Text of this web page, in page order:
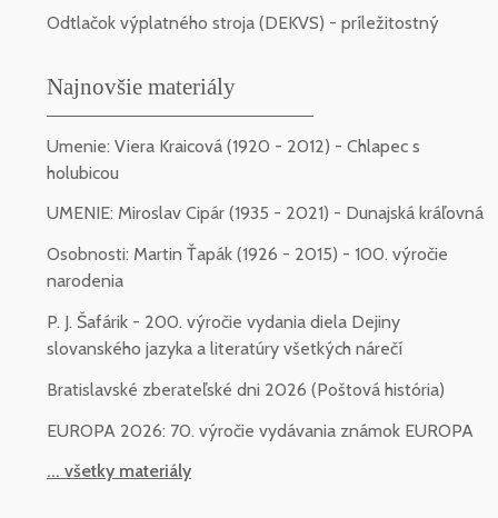
Odtlačok výplatného stroja (DEKVS) - príležitostný
Najnovšie materiály
Umenie: Viera Kraicová (1920 - 2012) - Chlapec s
holubicou
UMENIE: Miroslav Cipár (1935 - 2021) - Dunajská kráľovná
Osobnosti: Martin Ťapák (1926 - 2015) - 100. výročie
narodenia
P. J. Šafárik - 200. výročie vydania diela Dejiny
slovanského jazyka a literatúry všetkých nárečí
Bratislavské zberateľské dni 2026 (Poštová história)
EUROPA 2026: 70. výročie vydávania známok EUROPA
... všetky materiály